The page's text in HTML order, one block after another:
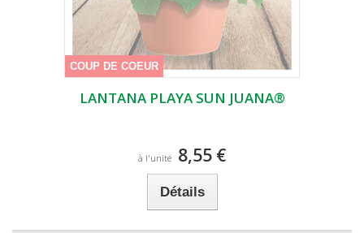
COUP DE COEUR
LANTANA PLAYA SUN JUANA®
à l'unité 8,55 €
Détails